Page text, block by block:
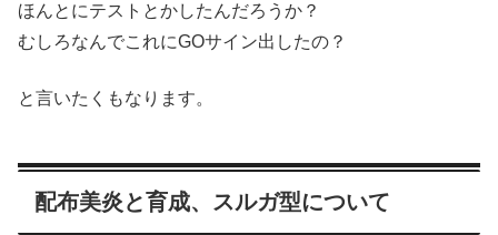
ほんとにテストとかしたんだろうか？
むしろなんでこれにGOサイン出したの？
と言いたくもなります。
配布美炎と育成、スルガ型について